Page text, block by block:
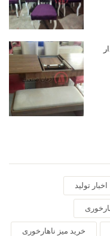
اخبار تولید
خرید میز ناهارخوری